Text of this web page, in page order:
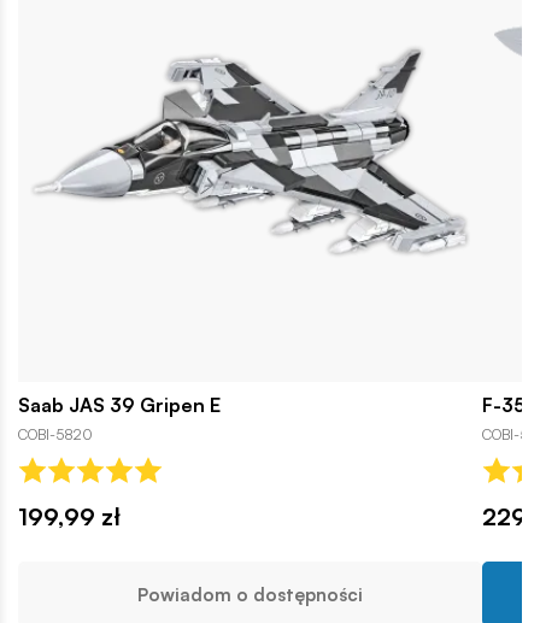
Saab JAS 39 Gripen E
COBI-5820
199,99 zł
Powiadom o dostępności
F-
COBI-